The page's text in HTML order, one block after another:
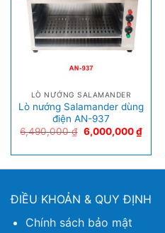
LÒ NƯỚNG SALAMANDER
Lò nướng Salamander dùng
điện AN-937
6,490,000₫ 6,000,000₫
ĐIỀU KHOẢN & QUY ĐỊNH
Chính sách bảo mật